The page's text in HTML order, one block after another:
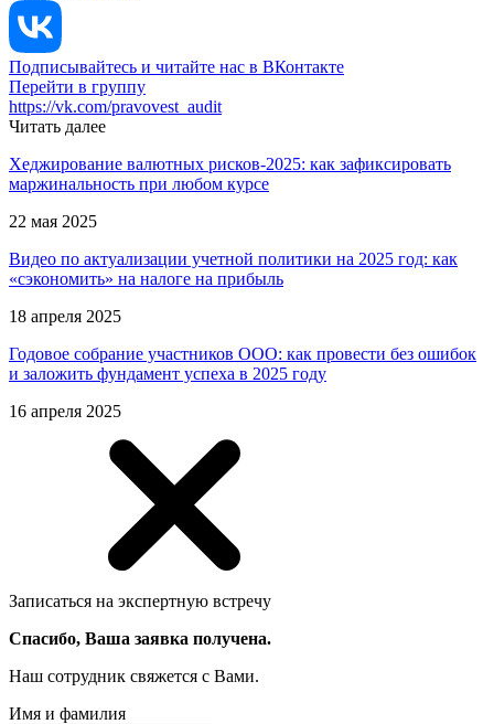
Подписывайтесь и читайте нас в ВКонтакте
Перейти в группу
https://vk.com/pravovest_audit
Читать далее
Хеджирование валютных рисков-2025: как зафиксировать
маржинальность при любом курсе
22 мая 2025
Видео по актуализации учетной политики на 2025 год: как
«сэкономить» на налоге на прибыль
18 апреля 2025
Годовое собрание участников ООО: как провести без ошибок
и заложить фундамент успеха в 2025 году
16 апреля 2025
Записаться на экспертную встречу
Спасибо, Ваша заявка получена.
Наш сотрудник свяжется с Вами.
Имя и фамилия